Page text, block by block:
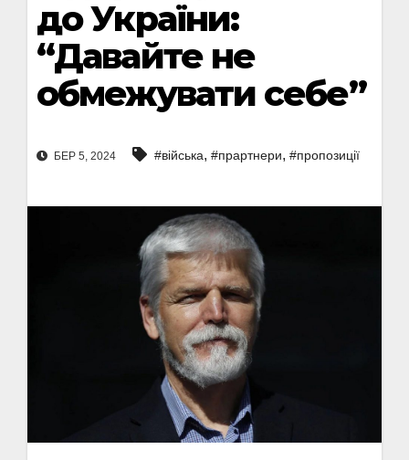
до України:
“Давайте не
обмежувати себе”
БЕР 5, 2024 #війська, #прартнери, #пропозиції